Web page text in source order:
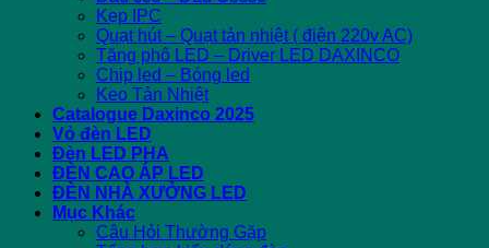
Kẹp IPC
Quạt hút – Quạt tản nhiệt ( điện 220v AC)
Tăng phô LED – Driver LED DAXINCO
Chip led – Bóng led
Keo Tản Nhiệt
Catalogue Daxinco 2025
Vỏ đèn LED
Đèn LED PHA
ĐÈN CAO ÁP LED
ĐÈN NHÀ XƯỞNG LED
Mục Khác
Câu Hỏi Thường Gặp